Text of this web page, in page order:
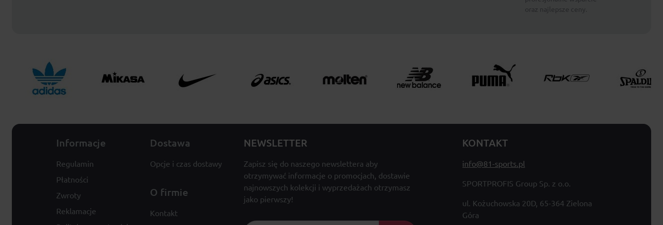
Informacje
Regulamin
Płatności
Zwroty
Reklamacje
Dostawa
Opcje i czas dostawy
O firmie
Kontakt
NEWSLETTER
Zapisz się do naszego newslettera aby
otrzymywać informacje o promocjach, dostawie
najnowszych kolekcji i wyprzedażach otrzymasz
jako pierwszy!
KONTAKT
info@81-sports.pl
SPORTPROFIS Group Sp. z o.o.
ul. Kożuchowska 20D, 65-364 Zielona
Góra